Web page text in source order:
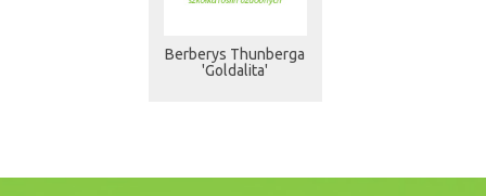
Berberys Thunberga
'Goldalita'